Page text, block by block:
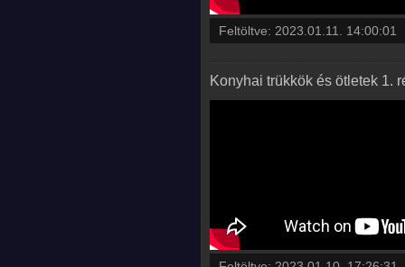
Feltöltve: 2023.01.11. 14:00:01
Konyhai trükkök és ötletek 1.